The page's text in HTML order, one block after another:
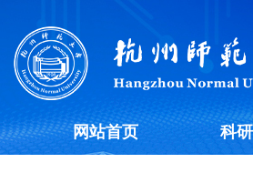
网站首页 科